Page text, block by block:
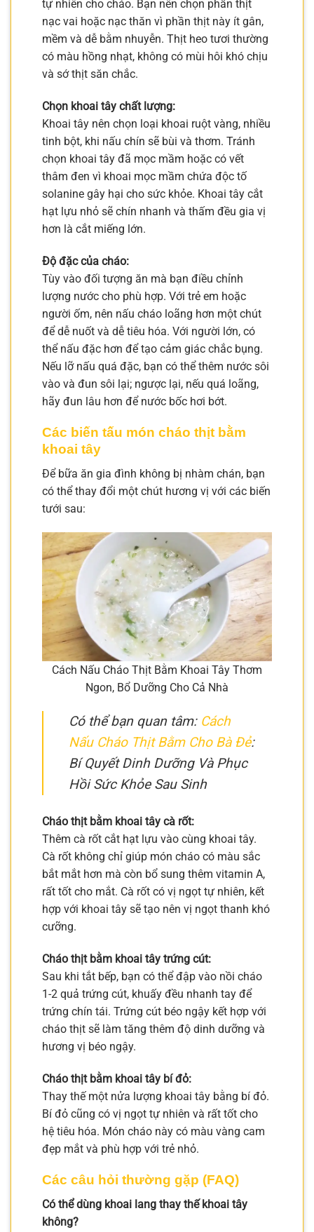
tự nhiên cho cháo. Bạn nên chọn phần thịt
nạc vai hoặc nạc thăn vì phần thịt này ít gân,
mềm và dễ bằm nhuyễn. Thịt heo tươi thường
có màu hồng nhạt, không có mùi hôi khó chịu
và sớ thịt săn chắc.
Chọn khoai tây chất lượng:
Khoai tây nên chọn loại khoai ruột vàng, nhiều
tinh bột, khi nấu chín sẽ bùi và thơm. Tránh
chọn khoai tây đã mọc mầm hoặc có vết
thâm đen vì khoai mọc mầm chứa độc tố
solanine gây hại cho sức khỏe. Khoai tây cắt
hạt lựu nhỏ sẽ chín nhanh và thấm đều gia vị
hơn là cắt miếng lớn.
Độ đặc của cháo:
Tùy vào đối tượng ăn mà bạn điều chỉnh
lượng nước cho phù hợp. Với trẻ em hoặc
người ốm, nên nấu cháo loãng hơn một chút
để dễ nuốt và dễ tiêu hóa. Với người lớn, có
thể nấu đặc hơn để tạo cảm giác chắc bụng.
Nếu lỡ nấu quá đặc, bạn có thể thêm nước sôi
vào và đun sôi lại; ngược lại, nếu quá loãng,
hãy đun lâu hơn để nước bốc hơi bớt.
Các biến tấu món cháo thịt bằm
khoai tây
Để bữa ăn gia đình không bị nhàm chán, bạn
có thể thay đổi một chút hương vị với các biến
tưới sau:
Cách Nấu Cháo Thịt Bằm Khoai Tây Thơm
Ngon, Bổ Dưỡng Cho Cả Nhà
Có thể bạn quan tâm: Cách
Nấu Cháo Thịt Bằm Cho Bà Đẻ:
Bí Quyết Dinh Dưỡng Và Phục
Hồi Sức Khỏe Sau Sinh
Cháo thịt bằm khoai tây cà rốt:
Thêm cà rốt cắt hạt lựu vào cùng khoai tây.
Cà rốt không chỉ giúp món cháo có màu sắc
bắt mắt hơn mà còn bổ sung thêm vitamin A,
rất tốt cho mắt. Cà rốt có vị ngọt tự nhiên, kết
hợp với khoai tây sẽ tạo nên vị ngọt thanh khó
cưỡng.
Cháo thịt bằm khoai tây trứng cút:
Sau khi tắt bếp, bạn có thể đập vào nồi cháo
1-2 quả trứng cút, khuấy đều nhanh tay để
trứng chín tái. Trứng cút béo ngậy kết hợp với
cháo thịt sẽ làm tăng thêm độ dinh dưỡng và
hương vị béo ngậy.
Cháo thịt bằm khoai tây bí đỏ:
Thay thế một nửa lượng khoai tây bằng bí đỏ.
Bí đỏ cũng có vị ngọt tự nhiên và rất tốt cho
hệ tiêu hóa. Món cháo này có màu vàng cam
đẹp mắt và phù hợp với trẻ nhỏ.
Các câu hỏi thường gặp (FAQ)
Có thể dùng khoai lang thay thế khoai tây
không?